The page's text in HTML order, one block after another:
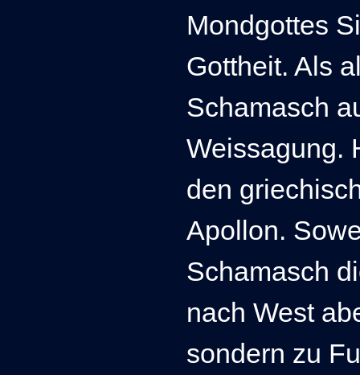
Mondgottes
Gottheit. Als
Schamasch
Weissagung.
den
Apollon.
Schamasch
nach West
sondern zu